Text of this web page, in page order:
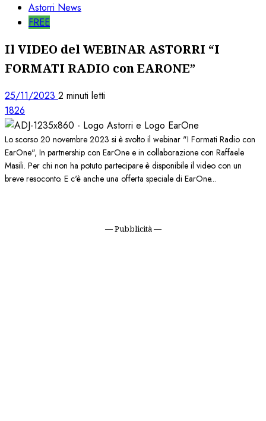
Astorri News
FREE
Il VIDEO del WEBINAR ASTORRI “I
FORMATI RADIO con EARONE”
25/11/2023 2 minuti letti
1826
Lo scorso 20 novembre 2023 si è svolto il webinar "I Formati Radio con
EarOne", In partnership con EarOne e in collaborazione con Raffaele
Masili. Per chi non ha potuto partecipare è disponibile il video con un
breve resoconto. E c'è anche una offerta speciale di EarOne...
— Pubblicità —